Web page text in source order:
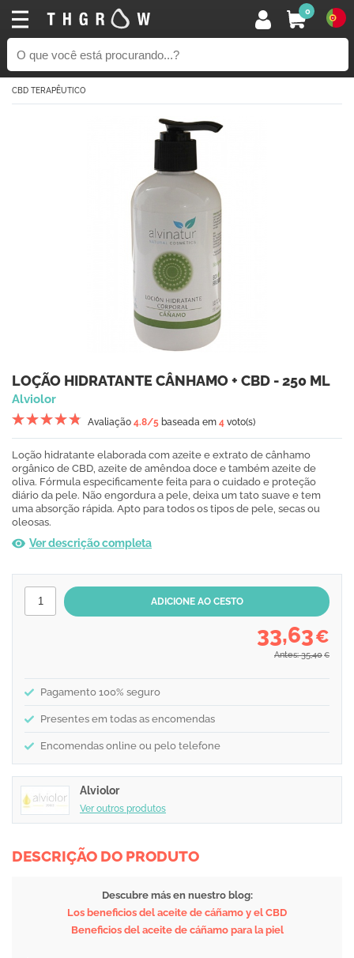
0
CBD TERAPÊUTICO
LOÇÃO HIDRATANTE CÂNHAMO + CBD - 250 ML
Alviolor
Avaliação 4.8/5 baseada em 4 voto(s)
Loção hidratante elaborada com azeite e extrato de cânhamo
orgânico de CBD, azeite de amêndoa doce e também azeite de
oliva. Fórmula especificamente feita para o cuidado e proteção
diário da pele. Não engordura a pele, deixa um tato suave e tem
uma absorção rápida. Apto para todos os tipos de pele, secas ou
oleosas.
Ver descrição completa
33,63€
Antes: 35,40 €
Pagamento 100% seguro
Presentes em todas as encomendas
Encomendas online ou pelo telefone
Alviolor
Ver outros produtos
DESCRIÇÃO DO PRODUTO
Descubre más en nuestro blog:
Los beneficios del aceite de cáñamo y el CBD
Beneficios del aceite de cáñamo para la piel